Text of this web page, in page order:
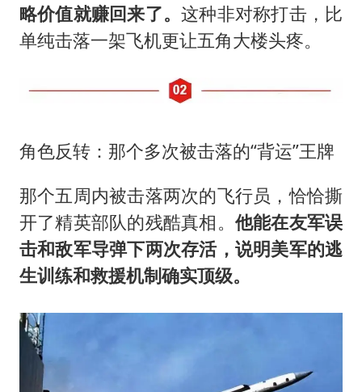
略价值就赚回来了。这种非对称打击，比
单纯击落一架飞机更让五角大楼头疼。
角色反转：那个多次被击落的“背运”王牌
那个五周内被击落两次的飞行员，恰恰撕
开了精英部队的残酷真相。 他能在友军误
击和敌军导弹下两次存活，说明美军的逃
生训练和救援机制确实顶级。